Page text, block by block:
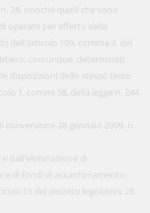
38, nonché quelli che sono
operate per effetto della
dell'articolo 109, comma 4, del
comunque, determinati
disposizioni dello stesso testo
1, commi 58, della legge n. 244
28 gennaio 2009, n.
dall'eliminazione di
di fondi di accantonamento,
13 del decreto legislativo 28